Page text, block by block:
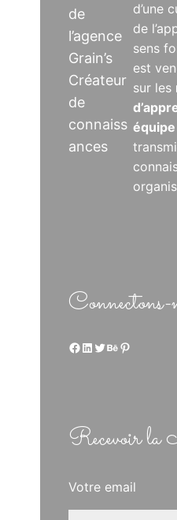
de
l’agence
Grain’s
Créateur
de
connaiss
ances
d’une
de
sens
est
sur les
équipe
Connectons-
Facebook LinkedIn Twitter Behance Pinterest
Recevoir la
Votre email